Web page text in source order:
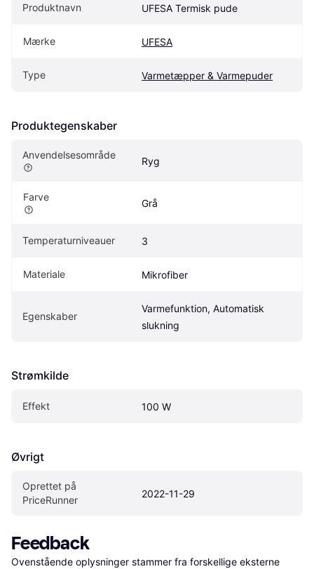
Produktnavn UFESA Termisk pude
Mærke UFESA
Type Varmetæpper & Varmepuder
Produktegenskaber
Anvendelsesområde
Ryg
Farve
Grå
Temperaturniveauer 3
Materiale Mikrofiber
Egenskaber
Varmefunktion, Automatisk
slukning
Strømkilde
Effekt 100 W
Øvrigt
Oprettet på
PriceRunner
2022-11-29
Feedback
Ovenstående oplysninger stammer fra forskellige eksterne